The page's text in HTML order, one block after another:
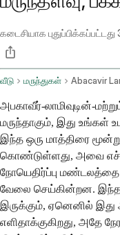
கடைசியாக புதுப்பிக்கப்பட்டது
வீடு மருந்துகள்
அபகாவீர்-லாமிவுடின்-
மருந்தாகும், இது உங்கள்
இந்த ஒரு மாத்திரை
கொண்டுள்ளது, அவை
நோயெதிர்ப்பு மண்டலத்தை
வேலை செய்கின்றன. இந்த
இருக்கும், ஏனெனில்
எளிதாக்குகிறது, அதே